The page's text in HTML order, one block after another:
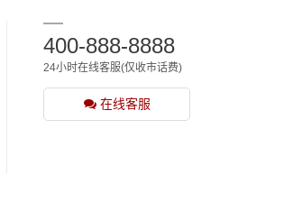
400-888-8888
24小时在线客服(仅收市话费)
在线客服